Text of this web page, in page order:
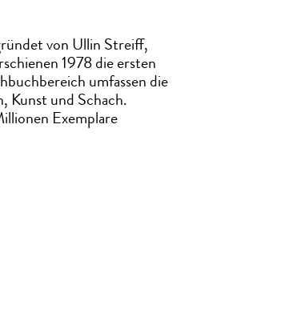
von Ullin Streiff,
1978 die ersten
umfassen die
Kunst und Schach.
Exemplare